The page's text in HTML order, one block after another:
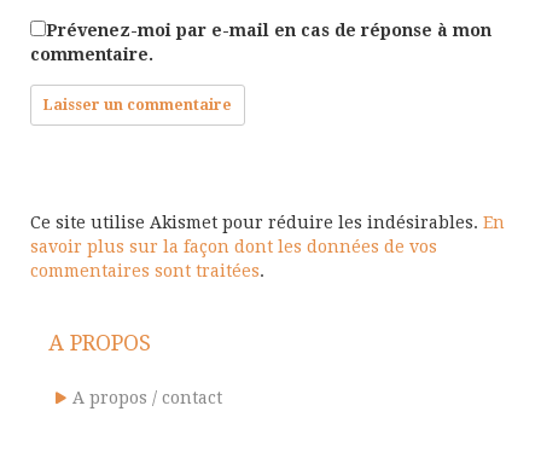
Prévenez-moi par e-mail en cas de réponse à mon
commentaire.
Ce site utilise Akismet pour réduire les indésirables. En
savoir plus sur la façon dont les données de vos
commentaires sont traitées.
A PROPOS
A propos / contact